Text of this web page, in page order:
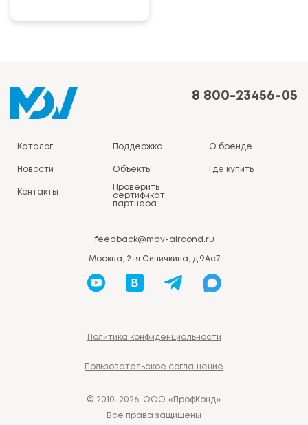
8 800-23456-05
Каталог Поддержка О бренде
Новости Объекты Где купить
Контакты
Проверить
сертификат
партнера
feedback@mdv-aircond.ru
Москва, 2-я Синичкина, д.9Ас7
Политика конфиденциальности
Пользовательское соглашение
© 2010-2026, ООО «ПрофКонд»
Все права защищены